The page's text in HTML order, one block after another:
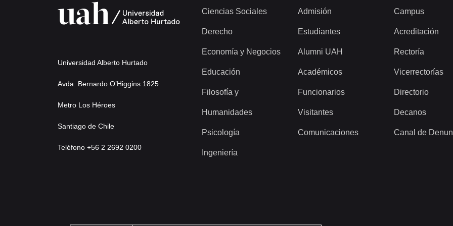
Universidad Alberto Hurtado
Avda. Bernardo O’Higgins 1825
Metro Los Héroes
Santiago de Chile
Teléfono +56 2 2692 0200
Ciencias Sociales
Derecho
Economía y Negocios
Educación
Filosofía y
Humanidades
Psicología
Ingeniería
Admisión
Estudiantes
Alumni UAH
Académicos
Funcionarios
Visitantes
Comunicaciones
Campus
Acreditación
Rectoría
Vicerrectorías
Directorio
Decanos
Canal de